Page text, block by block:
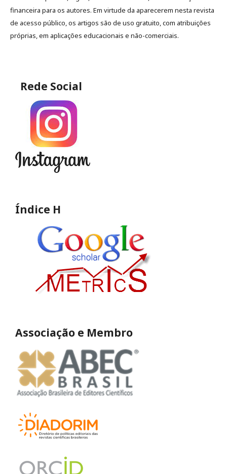
financeira para os autores. Em virtude da aparecerem nesta revista
de acesso público, os artigos são de uso gratuito, com atribuições
próprias, em aplicações educacionais e não-comerciais.
Rede Social
Índice H
Associação e Membro